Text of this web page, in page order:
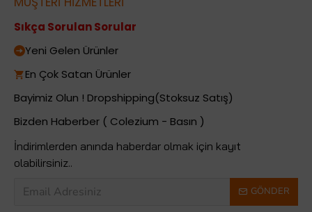
Sıkça Sorulan Sorular
Yeni Gelen Ürünler
En Çok Satan Ürünler
Bayimiz Olun ! Dropshipping(Stoksuz Satış)
Bizden Haberber ( Colezium - Basın )
İndirimlerden anında haberdar olmak için kayıt
olabilirsiniz..
GÖNDER